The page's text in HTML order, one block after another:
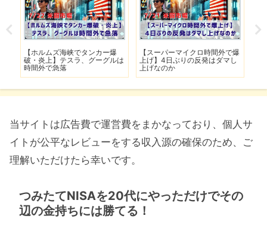
【ホルムズ海峡でタンカー爆
破・炎上】テスラ、グーグルは
時間外で急落
【スーパーマイクロ時間外で爆
上げ】4日ぶりの反発はダマし
上げなのか
当サイトは広告費で運営費をまかなっており、個人サ
イトが公平なレビューをする収入源の確保のため、ご
理解いただけたら幸いです。
つみたてNISAを20代にやっただけでその
辺の金持ちには勝てる！